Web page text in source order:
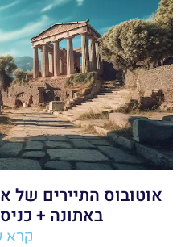
באתונה +
קרא